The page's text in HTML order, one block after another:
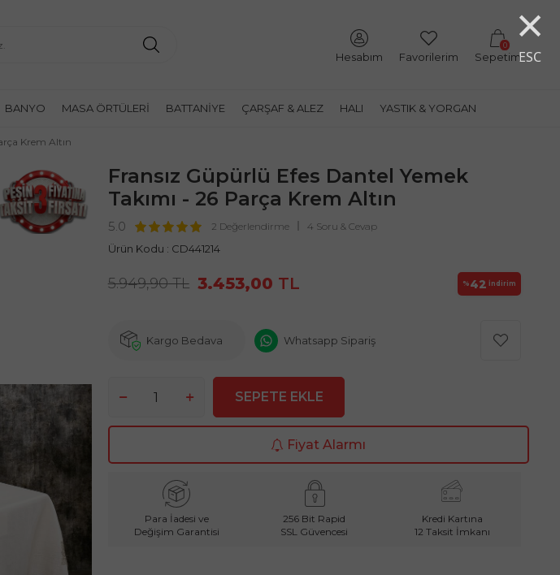
×
ESC
Hesabım Favorilerim
0
Sepetim
BANYO MASA ÖRTÜLERI BATTANIYE ÇARŞAF & ALEZ HALI YASTIK & YORGAN
Krem Altın
Fransız Güpürlü Efes Dantel Yemek
Takımı - 26 Parça Krem Altın
5.0 2 Değerlendirme 4 Soru & Cevap
Ürün Kodu : CD441214
5.949,90TL 3.453,00 TL % 42 İndirim
Kargo Bedava Whatsapp Sipariş
SEPETE EKLE
Fiyat Alarmı
Para İadesi ve
Değişim Garantisi
256 Bit Rapid
SSL Güvencesi
Kredi Kartına
12 Taksit İmkanı